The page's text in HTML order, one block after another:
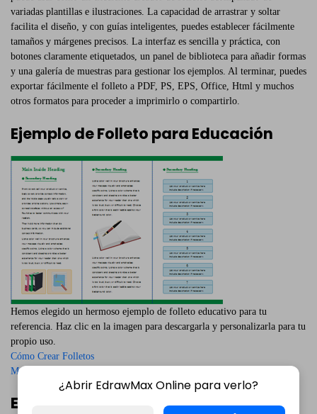
variadas plantillas e ilustraciones. La capacidad de arrastrar y soltar
facilita el diseño, y con guías inteligentes, puedes establecer fácilmente
tamaños y márgenes precisos. La interfaz es sencilla y práctica, con
botones claramente etiquetados, un panel de biblioteca para añadir formas
y una galería de muestras para gestionar los ejemplos. Al terminar, puedes
exportar fácilmente el folleto a PDF, PS, EPS, Office, Html y muchos
otros formatos para proceder a imprimirlo o compartirlo.
Ejemplo de Folleto para Educación
Hemos elegido un hermoso ejemplo de folleto educativo para tu
referencia. Haz clic en la imagen para descargarla y personalizarla para tu
propio uso.
Cómo Crear Folletos
Más Plantillas de Folletos
Ejemplo de Folleto para Marketing
¿Abrir EdrawMax Online para verlo?